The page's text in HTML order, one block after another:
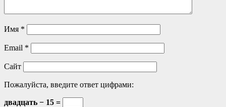
Имя *
Email *
Сайт
Пожалуйста, введите ответ цифрами:
двадцать − 15 =